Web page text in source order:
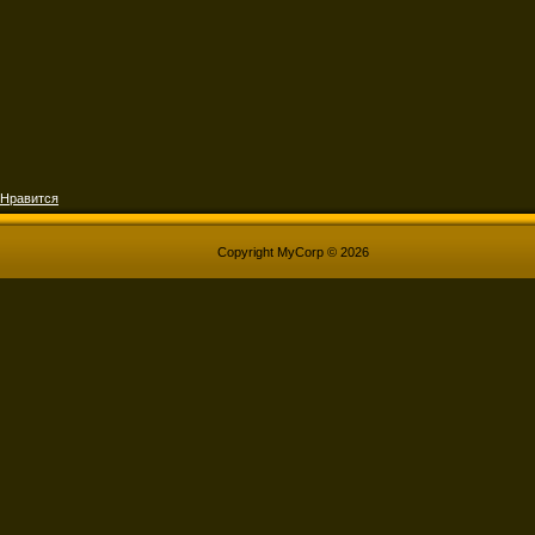
Нравится
Copyright MyCorp © 2026